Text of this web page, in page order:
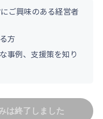
ご興味のある経営者
方
事例、支援策を知り
は終了しました